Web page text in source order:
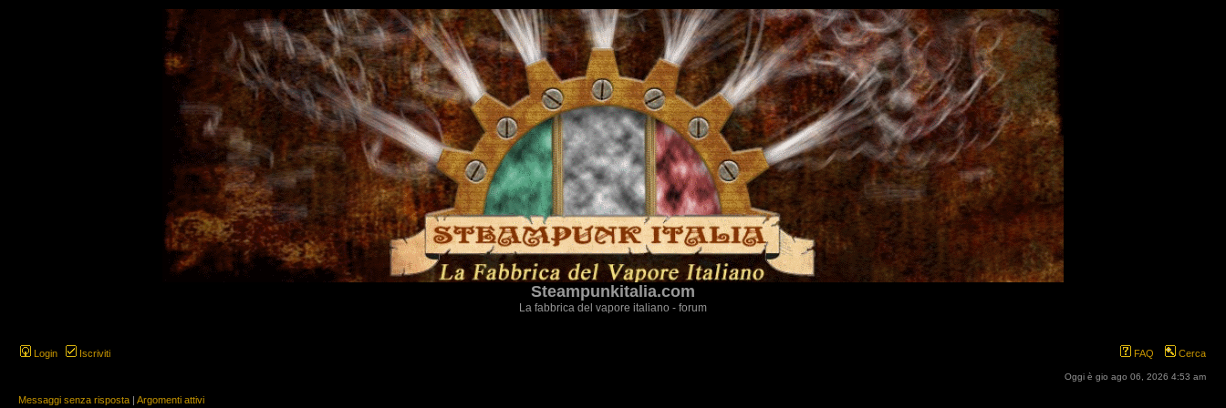
Steampunkitalia.com
La fabbrica del vapore italiano - forum
Login Iscriviti FAQ Cerca
Oggi è gio ago 06, 2026 4:53 am
Messaggi senza risposta | Argomenti attivi